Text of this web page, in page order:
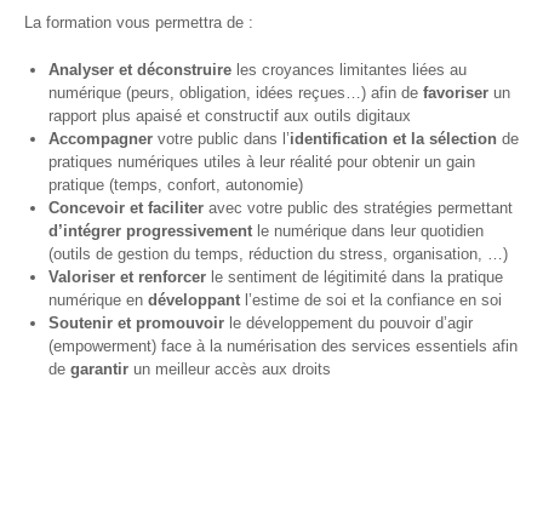
La formation vous permettra de :
Analyser et déconstruire les croyances limitantes liées au
numérique (peurs, obligation, idées reçues…) afin de favoriser un
rapport plus apaisé et constructif aux outils digitaux
Accompagner votre public dans l’identification et la sélection de
pratiques numériques utiles à leur réalité pour obtenir un gain
pratique (temps, confort, autonomie)
Concevoir et faciliter avec votre public des stratégies permettant
d’intégrer progressivement le numérique dans leur quotidien
(outils de gestion du temps, réduction du stress, organisation, …)
Valoriser et renforcer le sentiment de légitimité dans la pratique
numérique en développant l’estime de soi et la confiance en soi
Soutenir et promouvoir le développement du pouvoir d’agir
(empowerment) face à la numérisation des services essentiels afin
de garantir un meilleur accès aux droits
Je valorise
avec le
numérique
– CISP
Horizon IT :
J’explore les
métiers de
l’informatique
– CISP
Electromécanicienne
FormaTIC
– Le